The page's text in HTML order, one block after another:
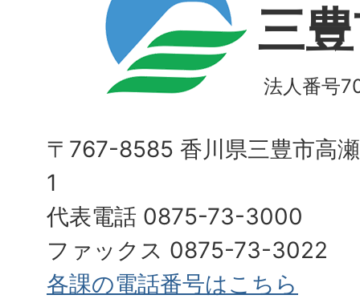
三
法人番号
〒767-8585 香川県三豊市高
1
代表電話 0875-73-3000
ファックス 0875-73-3022
各課の電話番号はこちら